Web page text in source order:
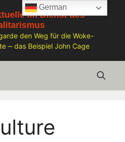
im Dienst des
den Weg für die Woke-
‒ das Beispiel John Cage
German